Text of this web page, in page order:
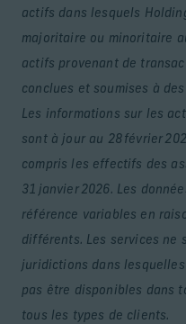
actifs dans lesquels
majoritaire ou minoritaire
actifs provenant de
conclues et soumises à
Les informations sur les
sont à jour au 28 février
compris les effectifs des
31 janvier 2026. Les
référence variables en
différents. Les services ne
juridictions dans
pas être disponibles dans
tous les types de clients.